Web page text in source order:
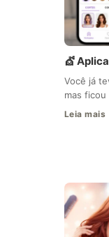
💇
Você já
mas
Leia mais